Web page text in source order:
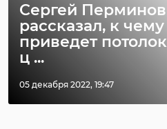
Сергей Перминов
рассказал, к чему
приведет потолок
ц ...
05 декабря 2022, 19:47